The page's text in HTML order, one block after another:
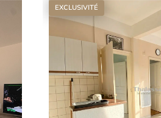
EXCLUSIVITÉ